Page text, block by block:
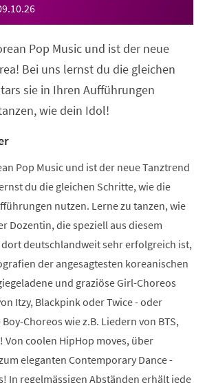
.10.26
Pop Music und ist der neue
Bei uns lernst du die gleichen
sie in Ihren Aufführungen
wie dein Idol!
Pop Music und ist der neue Tanztrend
du die gleichen Schritte, wie die
nutzen. Lerne zu tanzen, wie
Dozentin, die speziell aus diesem
deutschlandweit sehr erfolgreich ist,
der angesagtesten koreanischen
und graziöse Girl-Choreos
Itzy, Blackpink oder Twice - oder
Choreos wie z.B. Liedern von BTS,
Von coolen HipHop moves, über
eleganten Contemporary Dance -
In regelmässigen Abständen erhält jede